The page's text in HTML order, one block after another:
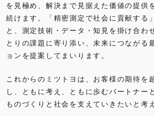
を見極め、解決まで見据えた価値の提供
続けます。「精密測定で社会に貢献する
と、測定技術・データ・知見を掛け合わ
とりの課題に寄り添い、未来につながる
ョンを提案してまいります。
これからのミツトヨは、お客様の期待を
し、ともに考え、ともに歩むパートナー
ものづくりと社会を支えていきたいと考